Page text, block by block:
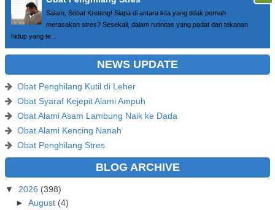
Salam, Sobat Kreteng! Siapa di antara kita yang tidak pernah
merasakan stres? Sesekali, dalam rutinitas yang padat dan tekanan
hidup yang te...
NEWS UPDATE
Obat Penghilang Kutil di Leher
Obat Syaraf Kejepit Alami Ampuh
Obat Alami Asam Lambung Naik ke Dada
Obat Alami Kencing Nanah
Obat Penghilang Stres
BLOG ARCHIVE
▼ 2026 (398)
► August (4)